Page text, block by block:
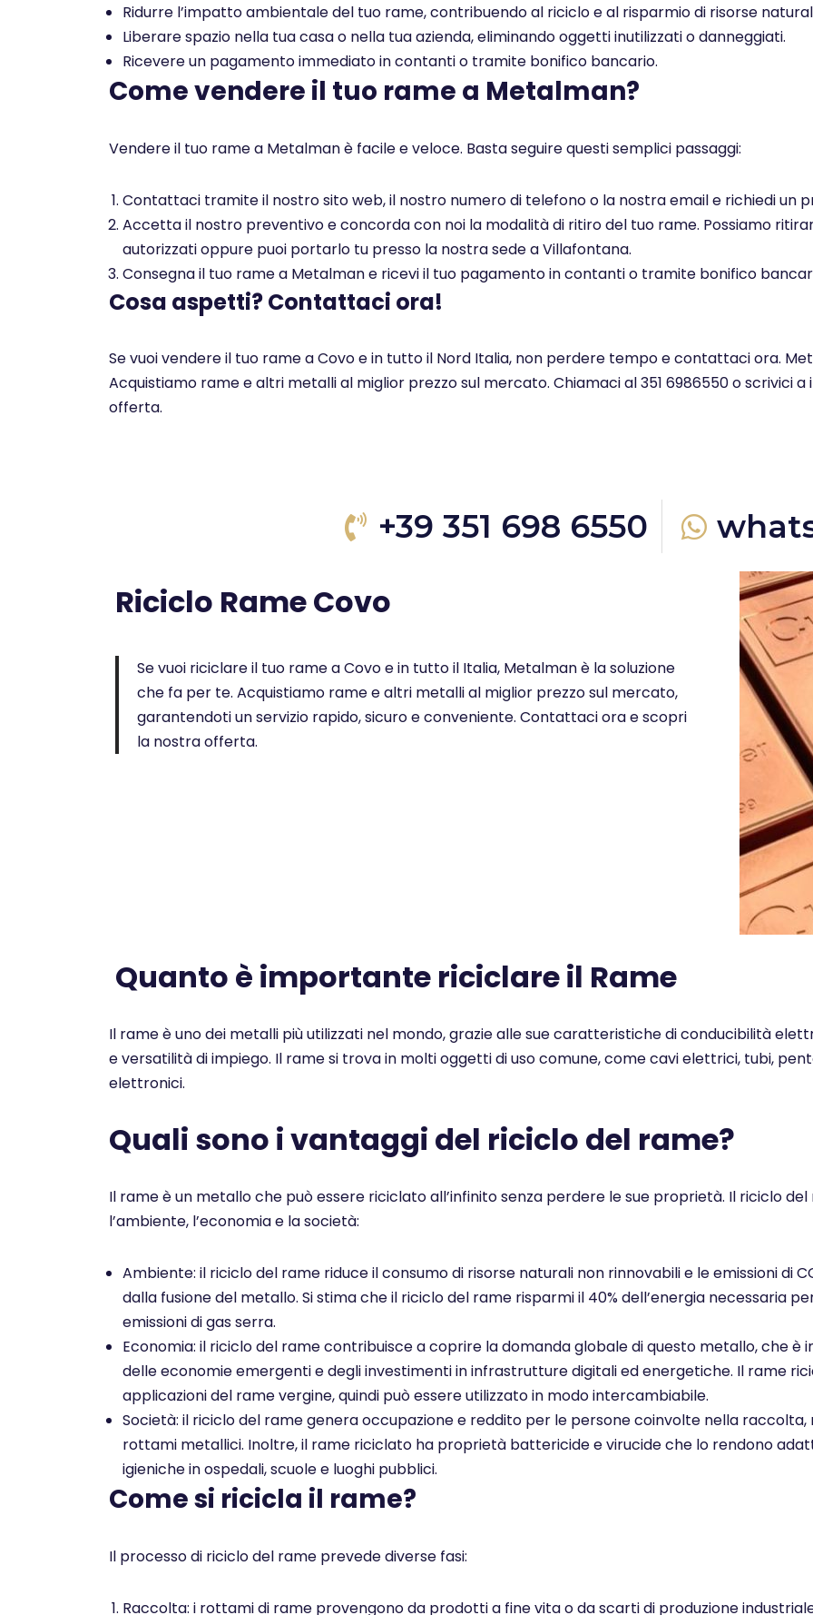
Ridurre l’impatto ambientale del tuo rame, contribuendo al riciclo e al risparmio di risorse
Liberare spazio nella tua casa o nella tua azienda, eliminando oggetti inutilizzati o danneggiati.
Ricevere un pagamento immediato in contanti o tramite bonifico bancario.
Come vendere il tuo rame a Metalman?
Vendere il tuo rame a Metalman è facile e veloce. Basta seguire questi semplici passaggi:
Contattaci tramite il nostro sito web, il nostro numero di telefono o la nostra email e richiedi un
Accetta il nostro preventivo e concorda con noi la modalità di ritiro del tuo rame. Possiamo
autorizzati oppure puoi portarlo tu presso la nostra sede a Villafontana.
Consegna il tuo rame a Metalman e ricevi il tuo pagamento in contanti o tramite bonifico
Cosa aspetti? Contattaci ora!
Se vuoi vendere il tuo rame a Covo e in tutto il Nord Italia, non perdere tempo e contattaci ora.
Acquistiamo rame e altri metalli al miglior prezzo sul mercato. Chiamaci al 351 6986550 o scrivici
offerta.
+39 351 698 6550
Riciclo Rame Covo
Se vuoi riciclare il tuo rame a Covo e in tutto il Italia, Metalman è la soluzione
che fa per te. Acquistiamo rame e altri metalli al miglior prezzo sul mercato,
garantendoti un servizio rapido, sicuro e conveniente. Contattaci ora e scopri
la nostra offerta.
Quanto è importante riciclare il Rame
Il rame è uno dei metalli più utilizzati nel mondo, grazie alle sue caratteristiche di conducibilità
e versatilità di impiego. Il rame si trova in molti oggetti di uso comune, come cavi elettrici, tubi,
elettronici.
Quali sono i vantaggi del riciclo del rame?
Il rame è un metallo che può essere riciclato all’infinito senza perdere le sue proprietà. Il riciclo
l’ambiente, l’economia e la società:
Ambiente: il riciclo del rame riduce il consumo di risorse naturali non rinnovabili e le emissioni di
dalla fusione del metallo. Si stima che il riciclo del rame risparmi il 40% dell’energia necessaria
emissioni di gas serra.
Economia: il riciclo del rame contribuisce a coprire la domanda globale di questo metallo, che
delle economie emergenti e degli investimenti in infrastrutture digitali ed energetiche. Il rame
applicazioni del rame vergine, quindi può essere utilizzato in modo intercambiabile.
Società: il riciclo del rame genera occupazione e reddito per le persone coinvolte nella
rottami metallici. Inoltre, il rame riciclato ha proprietà battericide e virucide che lo rendono
igieniche in ospedali, scuole e luoghi pubblici.
Come si ricicla il rame?
Il processo di riciclo del rame prevede diverse fasi:
Raccolta: i rottami di rame provengono da prodotti a fine vita o da scarti di produzione